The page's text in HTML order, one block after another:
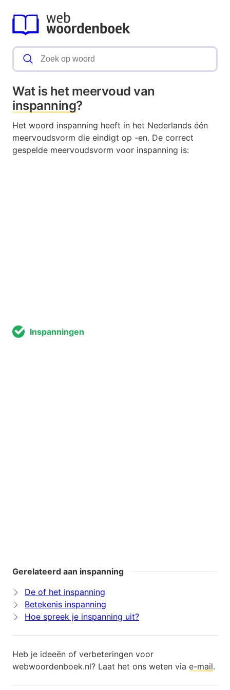
Wat is het meervoud van
inspanning?
Het woord inspanning heeft in het Nederlands één
meervoudsvorm die eindigt op -en. De correct
gespelde meervoudsvorm voor inspanning is:
Inspanningen
Gerelateerd aan inspanning
De of het inspanning
Betekenis inspanning
Hoe spreek je inspanning uit?
Heb je ideeën of verbeteringen voor
webwoordenboek.nl? Laat het ons weten via e-mail.